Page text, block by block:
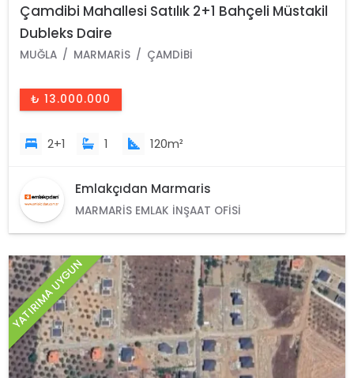
Çamdibi Mahallesi Satılık 2+1 Bahçeli Müstakil
Dubleks Daire
MUĞLA MARMARIS ÇAMDIBI
₺ 13.000.000
2+1 1 120m²
Emlakçıdan Marmaris
MARMARIS EMLAK İNŞAAT OFISI
YATIRIMA UYGUN